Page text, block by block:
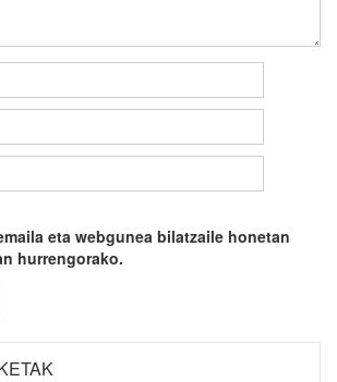
eta webgunea bilatzaile honetan
hurrengorako.